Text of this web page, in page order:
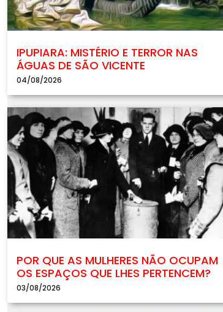
IPUPIARA: MISTÉRIO E TERROR NAS
ÁGUAS DE SÃO VICENTE
04/08/2026
POR QUE AS MULHERES NÃO OCUPAM
OS ESPAÇOS QUE LHES PERTENCEM?
03/08/2026